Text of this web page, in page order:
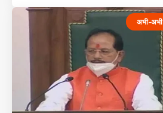
अभी-अभी